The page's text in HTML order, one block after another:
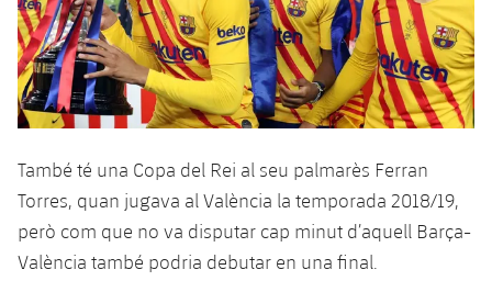
Femení
Agenda
Jugadors
Calendari
Classificació
Actualitat
Jugadors
Resultats
Classificació
Hoquei herba
plusicon
més
Notícies
Hockey Herba Femení
Patinatge artístic
plusicon
més
Actualitat
Plantilla
Agenda
Escola de Patinatge
Rugby
plusicon
més
Actualitat
També té una Copa del Rei al seu palmarès Ferran
Torres, quan jugava al València la temporada 2018/19,
però com que no va disputar cap minut d’aquell Barça-
València també podria debutar en una final.